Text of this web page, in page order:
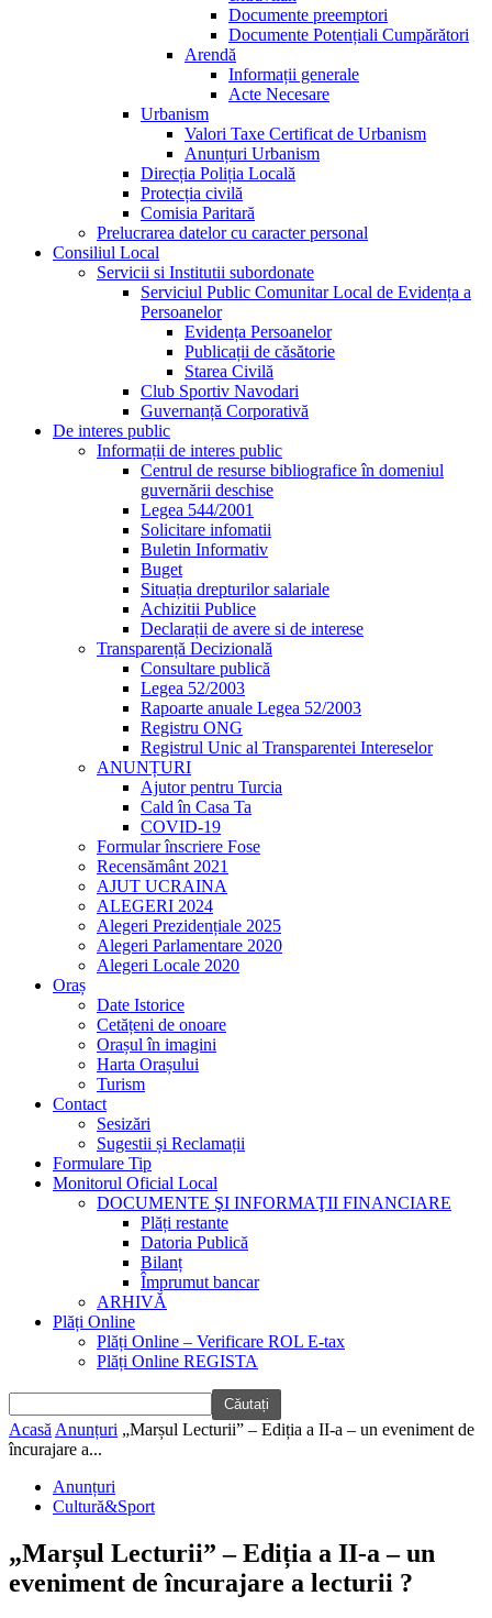
Documente preemptori
Documente Potențiali Cumpărători
Arendă
Informații generale
Acte Necesare
Urbanism
Valori Taxe Certificat de Urbanism
Anunțuri Urbanism
Direcția Poliția Locală
Protecția civilă
Comisia Paritară
Prelucrarea datelor cu caracter personal
Consiliul Local
Servicii si Institutii subordonate
Serviciul Public Comunitar Local de Evidența a
Persoanelor
Evidența Persoanelor
Publicații de căsătorie
Starea Civilă
Club Sportiv Navodari
Guvernanță Corporativă
De interes public
Informații de interes public
Centrul de resurse bibliografice în domeniul
guvernării deschise
Legea 544/2001
Solicitare infomatii
Buletin Informativ
Buget
Situația drepturilor salariale
Achizitii Publice
Declarații de avere si de interese
Transparență Decizională
Consultare publică
Legea 52/2003
Rapoarte anuale Legea 52/2003
Registru ONG
Registrul Unic al Transparentei Intereselor
ANUNȚURI
Ajutor pentru Turcia
Cald în Casa Ta
COVID-19
Formular înscriere Fose
Recensământ 2021
AJUT UCRAINA
ALEGERI 2024
Alegeri Prezidențiale 2025
Alegeri Parlamentare 2020
Alegeri Locale 2020
Oraș
Date Istorice
Cetățeni de onoare
Orașul în imagini
Harta Orașului
Turism
Contact
Sesizări
Sugestii și Reclamații
Formulare Tip
Monitorul Oficial Local
DOCUMENTE ŞI INFORMAŢII FINANCIARE
Plăți restante
Datoria Publică
Bilanț
Împrumut bancar
ARHIVĂ
Plăți Online
Plăți Online – Verificare ROL E-tax
Plăți Online REGISTA
Acasă Anunțuri „Marșul Lecturii” – Ediția a II-a – un eveniment de
încurajare a...
Anunțuri
Cultură&Sport
„Marșul Lecturii” – Ediția a II-a – un
eveniment de încurajare a lecturii ?